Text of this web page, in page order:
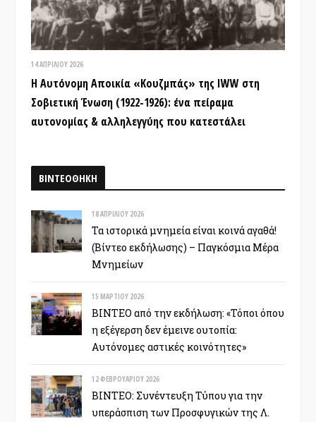
14 ΑΠΡΙΛΊΟΥ 2026
Η Αυτόνομη Αποικία «Κουζμπάς» της IWW στη
Σοβιετική Ένωση (1922-1926): ένα πείραμα
αυτονομίας & αλληλεγγύης που κατεστάλει
ΒΙΝΤΕΟΘΗΚΗ
18 ΑΠΡΙΛΊΟΥ 2026
Τα ιστορικά μνημεία είναι κοινά αγαθά!
(Βίντεο εκδήλωσης) – Παγκόσμια Μέρα
Μνημείων
15 ΜΑΡΤΊΟΥ 2026
ΒΙΝΤΕΟ από την εκδήλωση: «Τόποι όπου
η εξέγερση δεν έμεινε ουτοπία:
Αυτόνομες αστικές κοινότητες»
12 ΦΕΒΡΟΥΑΡΊΟΥ 2026
ΒΙΝΤΕΟ: Συνέντευξη Τύπου για την
υπεράσπιση των Προσφυγικών της Λ.